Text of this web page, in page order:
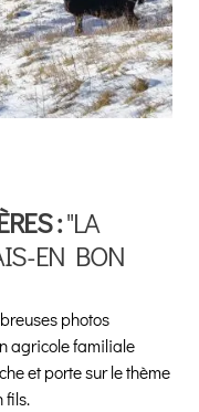
:"LA
EN BON
photos
agricole familiale
et porte sur le thème
fils.